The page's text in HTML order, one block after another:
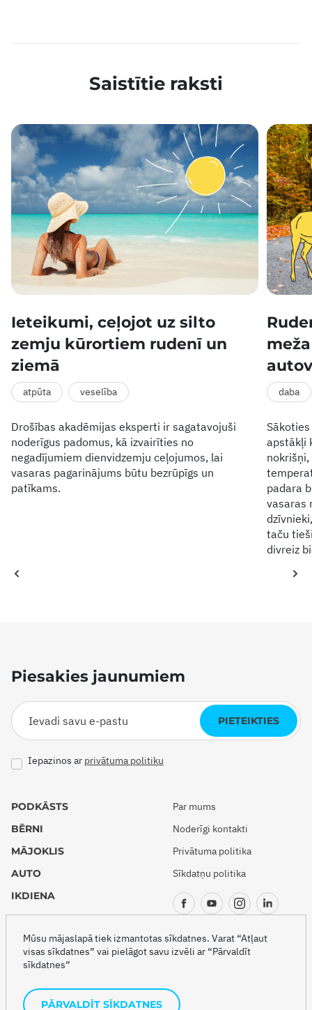
Saistītie raksti
Ieteikumi, ceļojot uz silto
zemju kūrortiem rudenī un
ziemā
atpūta veselība
Drošības akadēmijas eksperti ir sagatavojuši
noderīgus padomus, kā izvairīties no
negadījumiem dienvidzemju ceļojumos, lai
vasaras pagarinājums būtu bezrūpīgs un
patīkams.
daba
apstākļi
padara
vasaras
taču
divreiz
Piesakies jaunumiem
PIETEIKTIES
Iepazinos ar privātuma politiku
PODKĀSTS
BĒRNI
MĀJOKLIS
AUTO
IKDIENA
CEĻOJUMI
Par mums
Noderīgi kontakti
Privātuma politika
Sīkdatņu politika
Copyright © 2026 Drošības akadēmija
Mūsu mājaslapā tiek izmantotas sīkdatnes. Varat “Atļaut
visas sīkdatnes” vai pielāgot savu izvēli ar “Pārvaldīt
sīkdatnes”
PĀRVALDĪT SĪKDATNES